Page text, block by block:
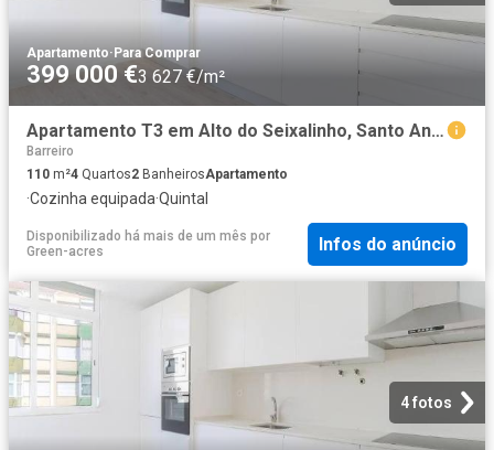
Apartamento·Para Comprar
399 000 €3 627 €/m²
Apartamento T3 em Alto do Seixalinho, Santo André e Verderen. 110m² Barreiro e Verderena
Barreiro
110 m²4 Quartos2 BanheirosApartamento
·Cozinha equipada·Quintal
Disponibilizado há mais de um mês por
Green-acres
Infos do anúncio
4 fotos